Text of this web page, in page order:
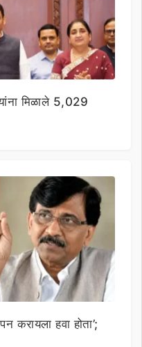
मिळाले 5,029
करायला हवा होता’;